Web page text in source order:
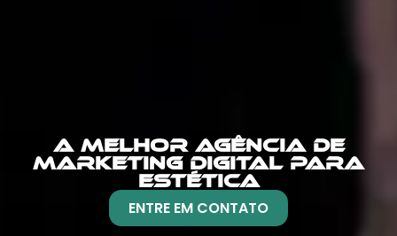
A MELHOR AGÊNCIA DE
MARKETING DIGITAL PARA
ESTÉTICA
ENTRE EM CONTATO